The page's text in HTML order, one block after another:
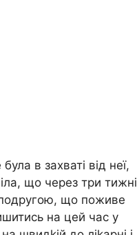
в захваті від неї,
що через три тижні
подругою, що поживе
на цей час у